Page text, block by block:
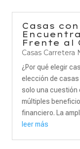
Casas
Frente al
Casas Carretera
¿Por qué elegir
elección de casas
solo una
múltiples
financiero. La
leer más